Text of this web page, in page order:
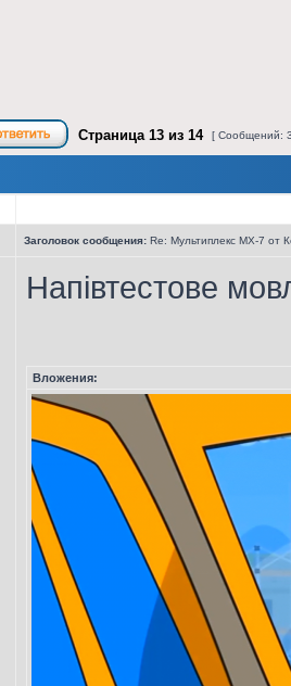
Страница 13 из 14 [ Сообщений:
Заголовок сообщения: Re: Мультиплекс МХ-7 от
Напівтестове
Вложения: